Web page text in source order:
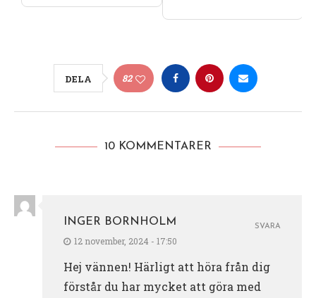
DELA 82
10 KOMMENTARER
INGER BORNHOLM
12 november, 2024 - 17:50
Hej vännen! Härligt att höra från dig
förstår du har mycket att göra med
SVARA